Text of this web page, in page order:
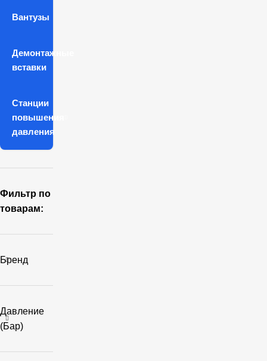
Вантузы
Демонтажные
вставки
Станции
повышения
давления
Фильтр по
товарам:
Бренд
Давление
(бар)